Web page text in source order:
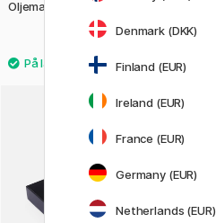
Oljemaling 20 ml (Prisgruppe 5)
Denmark (DKK)
Finland (EUR)
Ireland (EUR)
France (EUR)
Germany (EUR)
Netherlands (EUR)